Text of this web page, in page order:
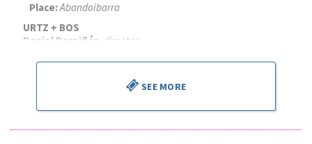
Place:Abandoibarra
URTZ + BOS
Daniel Perpiñán
, director
SEE MORE